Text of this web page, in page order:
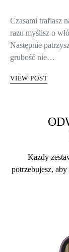
Czasami trafiasz
razu myślisz o
Następnie
grubość nie…
VIEW POST
Każdy
potrzebujesz,